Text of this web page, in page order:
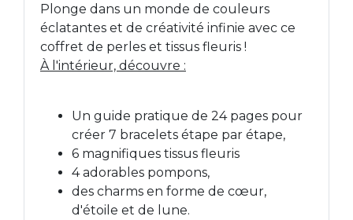
Plonge dans un monde de couleurs
éclatantes et de créativité infinie avec ce
coffret de perles et tissus fleuris !
À l'intérieur, découvre :
Un guide pratique de 24 pages pour
créer 7 bracelets étape par étape,
6 magnifiques tissus fleuris
4 adorables pompons,
des charms en forme de cœur,
d'étoile et de lune.